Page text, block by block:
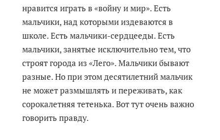
нравится играть в «войну и мир». Есть
мальчики, над которыми издеваются в
школе. Есть мальчики-сердцееды. Есть
мальчики, занятые исключительно тем, что
строят города из «Лего». Мальчики бывают
разные. Но при этом десятилетний мальчик
не может размышлять и переживать, как
сорокалетняя тетенька. Вот тут очень важно
говорить правду.